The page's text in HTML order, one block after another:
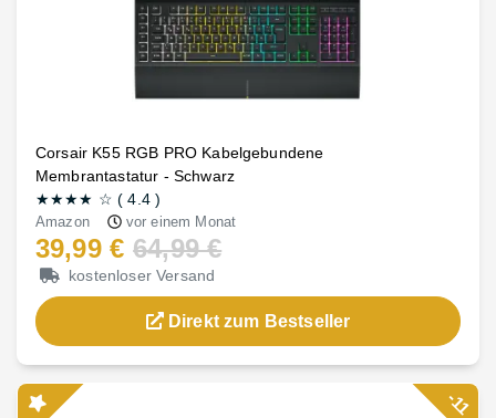
Corsair K55 RGB PRO Kabelgebundene
Membrantastatur - Schwarz
★★★★ ☆ (4.4)
Amazon vor einem Monat
39,99 € 64,99 €
kostenloser Versand
Direkt zum Bestseller
-11